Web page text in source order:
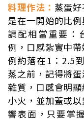
料理作法： 蒸蛋
是在一開始的比
調配相當重要：
例，口感紮實中
例約落在1：2.5
蒸之前，記得將
雜質，口感會明
小火，並加蓋或
響表面，只要掌